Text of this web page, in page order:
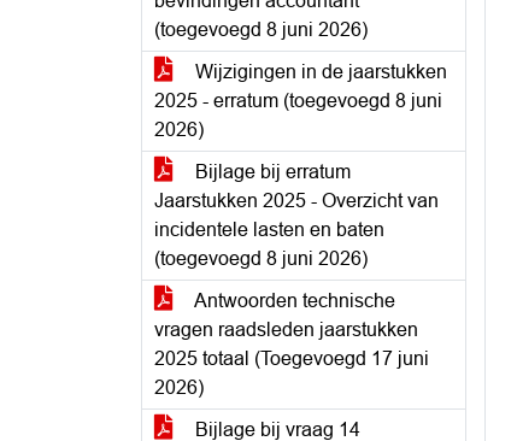
(toegevoegd 8 juni 2026)
Wijzigingen in de jaarstukken
2025 - erratum (toegevoegd 8 juni
2026)
Bijlage bij erratum
Jaarstukken 2025 - Overzicht van
incidentele lasten en baten
(toegevoegd 8 juni 2026)
Antwoorden technische
vragen raadsleden jaarstukken
2025 totaal (Toegevoegd 17 juni
2026)
Bijlage bij vraag 14